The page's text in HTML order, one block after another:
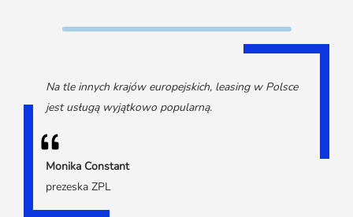
Na tle innych krajów europejskich, leasing w Polsce
jest usługą wyjątkowo popularną.
Monika Constant
prezeska ZPL